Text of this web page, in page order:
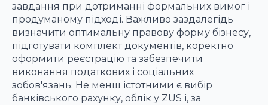
завдання при дотриманні формальних вимог і
продуманому підході. Важливо заздалегідь
визначити оптимальну правову форму бізнесу,
підготувати комплект документів, коректно
оформити реєстрацію та забезпечити
виконання податкових і соціальних
зобов'язань. Не менш істотними є вибір
банківського рахунку, облік у ZUS і, за